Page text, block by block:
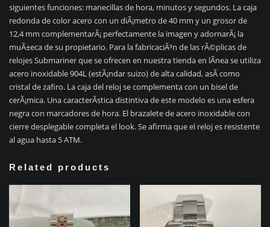
siguientes funciones: manecillas de hora, minutos y segundos. La caja
redonda de color acero con un diÃ¡metro de 40 mm y un grosor de
12,4 mm complementarÃ¡ perfectamente la imagen y adornarÃ¡ la
muÃ±eca de su propietario. Para la fabricaciÃ³n de las rÃ©plicas de
relojes Submariner que se ofrecen en nuestra tienda en lÃ­nea se utiliza
acero inoxidable 904L (estÃ¡ndar suizo) de alta calidad, asÃ­ como
cristal de zafiro. La caja del reloj se complementa con un bisel de
cerÃ¡mica. Una caracterÃ­stica distintiva de este modelo es una esfera
negra con marcadores de hora. El brazalete de acero inoxidable con
cierre desplegable completa el look. Se afirma que el reloj es resistente
al agua hasta 5 ATM.
Related products